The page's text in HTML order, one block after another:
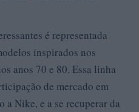
é representada
inspirados nos
anos 70 e 80. Essa linha
de mercado em
a Nike, e a se recuperar da